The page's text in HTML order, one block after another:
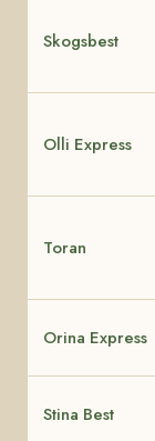
Skogsbest
Olli Express
Toran
Orina Express
Stina Best